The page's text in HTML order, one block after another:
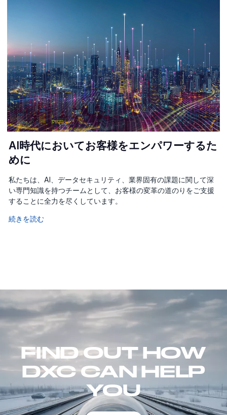
AI時代においてお客様をエンパワーするた
めに
私たちは、AI、データセキュリティ、業界固有の課題に関して深
い専門知識を持つチームとして、お客様の変革の道のりをご支援
することに全力を尽くしています。
続きを読む
FIND OUT HOW
DXC CAN HELP
YOU